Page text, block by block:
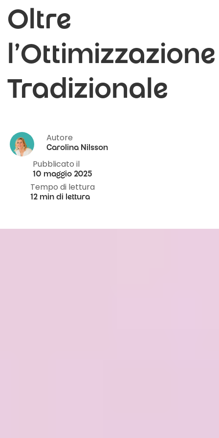
Oltre
l'Ottimizzazione
Tradizionale
Autore
Carolina Nilsson
Pubblicato il
10 maggio 2025
Tempo di lettura
12 min di lettura